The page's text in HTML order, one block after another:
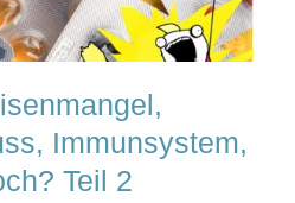
Immunsystem,
Teil 2